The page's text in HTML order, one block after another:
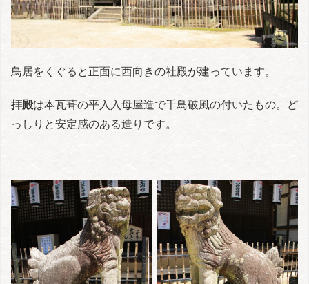
鳥居をくぐると正面に西向きの社殿が建っています。
拝殿は本瓦葺の平入入母屋造で千鳥破風の付いたもの。ど
っしりと安定感のある造りです。